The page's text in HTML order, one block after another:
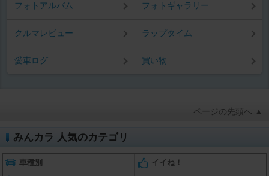
フォトアルバム フォトギャラリー
クルマレビュー ラップタイム
愛車ログ 買い物
ページの先頭へ ▲
みんカラ 人気のカテゴリ
車種別 イイね！